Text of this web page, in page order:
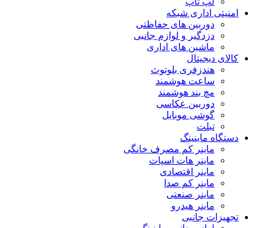
امنیتی اداری شبکه
دوربین های حفاظتی
دزدگیر و لوازم جانبی
ماشین های اداری
کالای دیجیتال
هندزفری بلوتوث
ساعت هوشمند
مچ بند هوشمند
دوربین عکاسی
گوشی موبایل
تبلت
دستگاه ماینینگ
ماینر کم مصرف خانگی
ماینر هات اسپات
ماینر اقتصادی
ماینر کم‌ صدا
ماینر صنعتی
ماینر هیدرو
تجهیزات جانبی